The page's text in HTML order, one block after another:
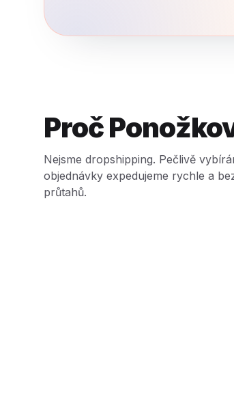
Proč
Nejsme dropshipping. Pečlivě
objednávky expedujeme rychle a
průtahů.